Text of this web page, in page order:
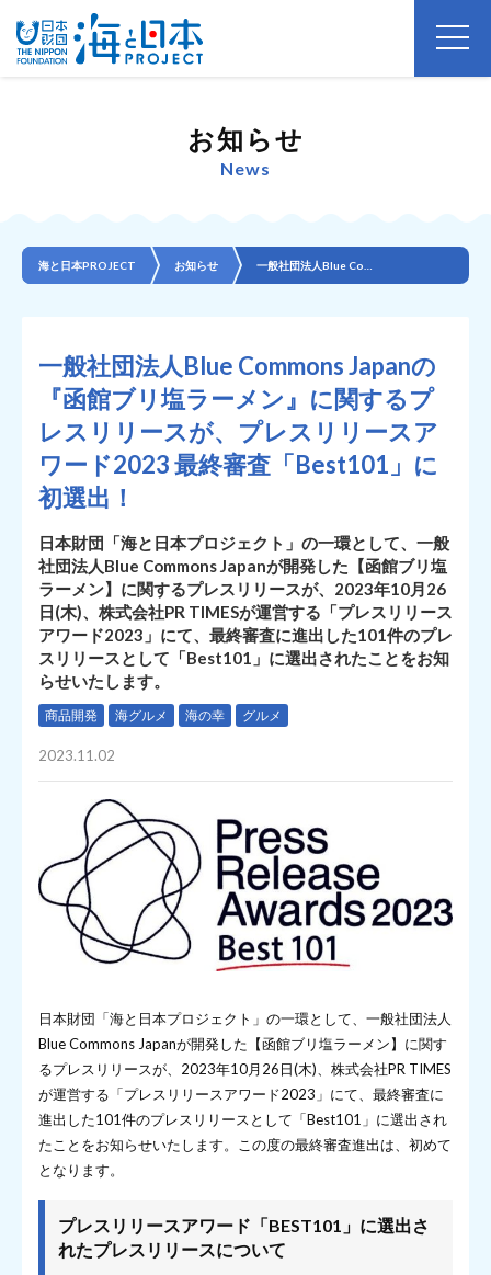
お知らせ
News
海と日本PROJECT お知らせ
一般社団法人Blue Commons Japanの
『函館ブリ塩ラーメン』に関するプ
レスリリースが、プレスリリースア
ワード2023 最終審査「Best101」に
初選出！
日本財団「海と日本プロジェクト」の一環として、一般
社団法人Blue Commons Japanが開発した【函館ブリ塩
ラーメン】に関するプレスリリースが、2023年10月26
日(木)、株式会社PR TIMESが運営する「プレスリリース
アワード2023」にて、最終審査に進出した101件のプレ
スリリースとして「Best101」に選出されたことをお知
らせいたします。
商品開発 海グルメ 海の幸 グルメ
2023.11.02
日本財団「海と日本プロジェクト」の一環として、一般社団法人
Blue Commons Japanが開発した【函館ブリ塩ラーメン】に関す
るプレスリリースが、2023年10月26日(木)、株式会社PR TIMES
が運営する「プレスリリースアワード2023」にて、最終審査に
進出した101件のプレスリリースとして「Best101」に選出され
たことをお知らせいたします。この度の最終審査進出は、初めて
となります。
プレスリリースアワード「BEST101」に選出さ
れたプレスリリースについて